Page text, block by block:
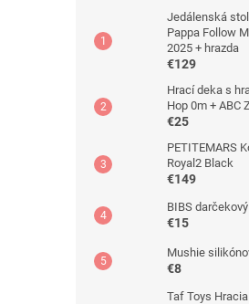
Jedálenská
Pappa Follow
2025 + hrazda
€129
Hrací deka s
Hop 0m + ABC
€25
PETITEMARS
Royal2 Black
€149
BIBS
€15
Mushie
€8
Taf Toys